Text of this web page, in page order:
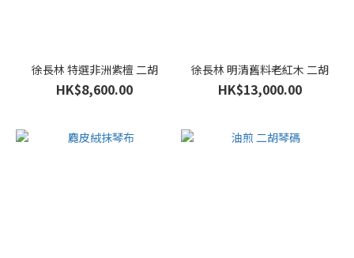
徐長林 特選非洲紫檀 二胡
HK$8,600.00
徐長林 明清舊料老紅木 二胡
HK$13,000.00